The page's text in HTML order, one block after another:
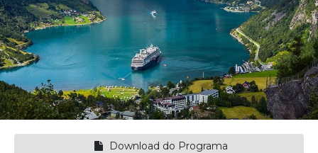
Download do Programa